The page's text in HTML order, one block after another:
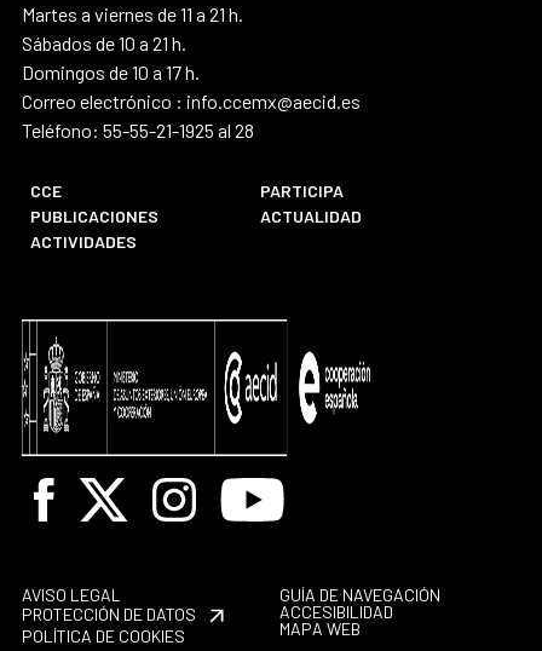
Martes a viernes de 11 a 21 h.
Sábados de 10 a 21 h.
Domingos de 10 a 17 h.
Correo electrónico : info.ccemx@aecid.es
Teléfono: 55-55-21-1925 al 28
CCE
PARTICIPA
PUBLICACIONES
ACTUALIDAD
ACTIVIDADES
Facebook
X InstagramYoutube
AVISO LEGAL
PROTECCIÓN DE DATOS
POLÍTICA DE COOKIES
GUÍA DE NAVEGACIÓN
ACCESIBILIDAD
MAPA WEB